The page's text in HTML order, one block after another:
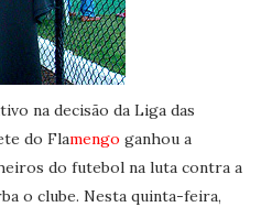
na decisão da Liga das
do Flamengo ganhou a
do futebol na luta contra a
o clube. Nesta quinta-feira,